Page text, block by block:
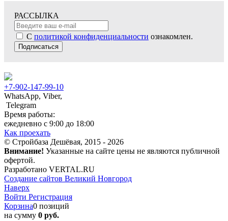
РАССЫЛКА
С политикой конфиденциальности ознакомлен.
Подписаться
+7-902-147-99-10
WhatsApp, Viber,
Telegram
Время работы:
ежедневно с 9:00 до 18:00
Как проехать
© Стройбаза Дешёвая, 2015 - 2026
Внимание! Указанные на сайте цены не являются публичной
офертой.
Разработано VERTAL.RU
Создание сайтов Великий Новгород
Наверх
Войти Регистрация
Корзина0 позиций
на сумму 0 руб.